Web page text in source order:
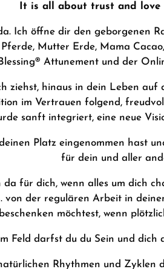
It is all about trust and love
Ich öffne dir den geborgenen
Mutter Erde, Mama
Blessing® Attunement und der
ziehst, hinaus in dein Leben
im Vertrauen folgend,
sanft integriert, eine neue
Platz eingenommen hast
für dein und aller
für dich, wenn alles um dich
von der regulären Arbeit in
möchtest, wenn
Feld darfst du du Sein und dich
Rhythmen und Zyklen